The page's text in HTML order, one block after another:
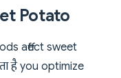
Potato
affect sweet
है you optimize